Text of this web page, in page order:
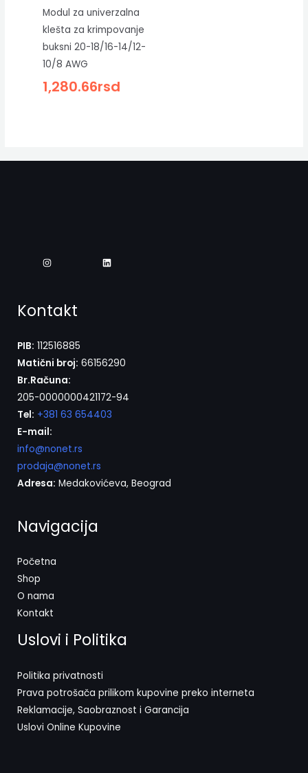
Modul za univerzalna
klešta za krimpovanje
buksni 20-18/16-14/12-
10/8 AWG
1,280.66rsd
Kontakt
PIB: 112516885
Matični broj: 66156290
Br.Računa:
205-0000000421172-94
Tel: +381 63 654403
E-mail:
info@nonet.rs
prodaja@nonet.rs
Adresa: Medakovićeva, Beograd
Navigacija
Početna
Shop
O nama
Kontakt
Uslovi i Politika
Politika privatnosti
Prava potrošača prilikom kupovine preko interneta
Reklamacije, Saobraznost i Garancija
Uslovi Online Kupovine